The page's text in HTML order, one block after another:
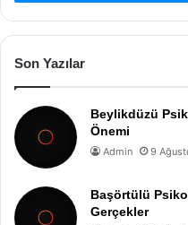
Son Yazılar
Beylikdüzü
Önemi
Admin 9
Başörtülü
Gerçekler